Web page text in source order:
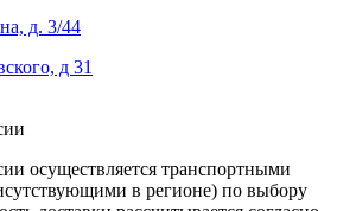
д. 3/44
д 31
осуществляется транспортными
в регионе) по выбору